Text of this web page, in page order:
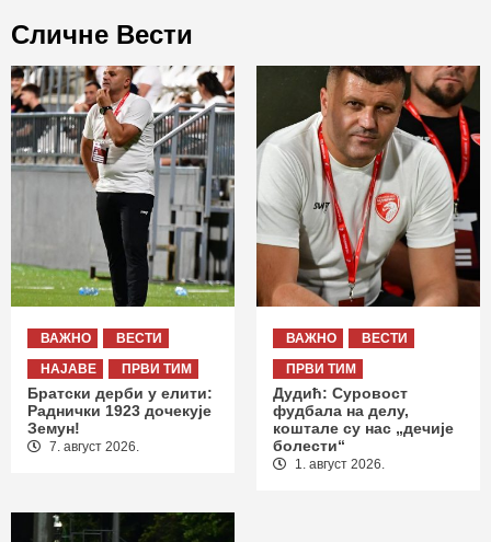
Сличне Вести
ВАЖНО
ВЕСТИ
НАЈАВЕ
ПРВИ ТИМ
Братски дерби у елити:
Раднички 1923 дочекује
Земун!
7. август 2026.
ВАЖНО
ВЕСТИ
ПРВИ ТИМ
Дудић: Суровост
фудбала на делу,
коштале су нас „дечије
болести“
1. август 2026.